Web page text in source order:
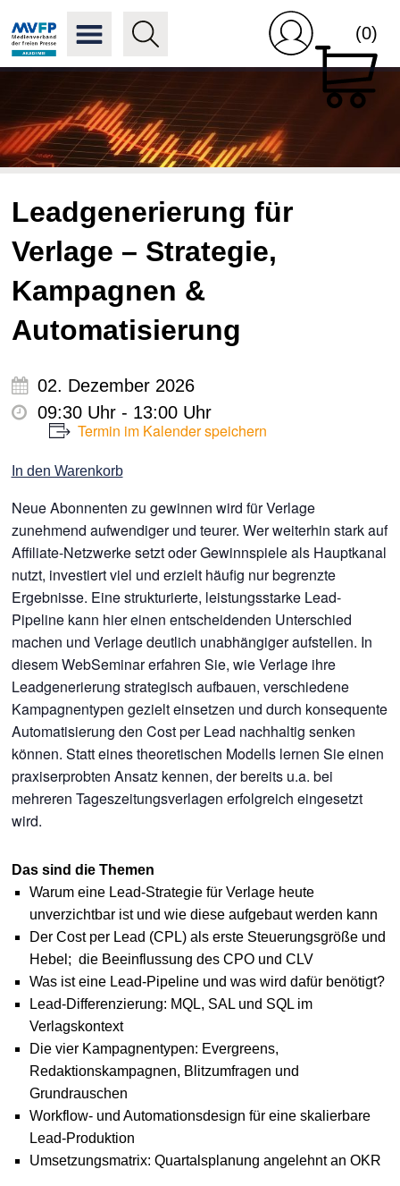
(0)
Leadgenerierung für
Verlage – Strategie,
Kampagnen &
Automatisierung
02. Dezember 2026
09:30 Uhr - 13:00 Uhr
Termin im Kalender speichern
In den Warenkorb
Neue Abonnenten zu gewinnen wird für Verlage
zunehmend aufwendiger und teurer. Wer weiterhin stark auf
Affiliate-Netzwerke setzt oder Gewinnspiele als Hauptkanal
nutzt, investiert viel und erzielt häufig nur begrenzte
Ergebnisse. Eine strukturierte, leistungsstarke Lead-
Pipeline kann hier einen entscheidenden Unterschied
machen und Verlage deutlich unabhängiger aufstellen. In
diesem WebSeminar erfahren Sie, wie Verlage ihre
Leadgenerierung strategisch aufbauen, verschiedene
Kampagnentypen gezielt einsetzen und durch konsequente
Automatisierung den Cost per Lead nachhaltig senken
können. Statt eines theoretischen Modells lernen Sie einen
praxiserprobten Ansatz kennen, der bereits u.a. bei
mehreren Tageszeitungsverlagen erfolgreich eingesetzt
wird.
Das sind die Themen
Warum eine Lead-Strategie für Verlage heute
unverzichtbar ist und wie diese aufgebaut werden kann
Der Cost per Lead (CPL) als erste Steuerungsgröße und
Hebel; die Beeinflussung des CPO und CLV
Was ist eine Lead-Pipeline und was wird dafür benötigt?
Lead-Differenzierung: MQL, SAL und SQL im
Verlagskontext
Die vier Kampagnentypen: Evergreens,
Redaktionskampagnen, Blitzumfragen und
Grundrauschen
Workflow- und Automationsdesign für eine skalierbare
Lead-Produktion
Umsetzungsmatrix: Quartalsplanung angelehnt an OKR